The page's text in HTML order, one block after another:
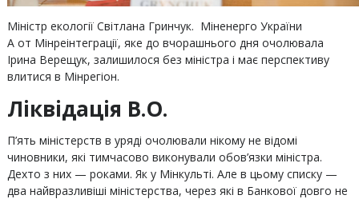
Міністр екології Світлана Гринчук. Міненерго України
А от Мінреінтеграції, яке до вчорашнього дня очолювала
Ірина Верещук, залишилося без міністра і має перспективу
влитися в Мінрегіон.
Ліквідація В.О.
П’ять міністерств в уряді очолювали нікому не відомі
чиновники, які тимчасово виконували обов’язки міністра.
Дехто з них — роками. Як у Мінкульті. Але в цьому списку —
два найвразливіші міністерства, через які в Банкової довго не